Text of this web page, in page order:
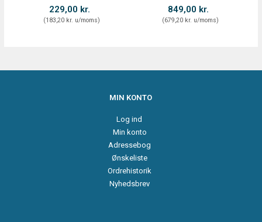
229,00 kr.
(183,20 kr. u/moms)
849,00 kr.
(679,20 kr. u/moms)
MIN KONTO
Log ind
Min konto
Adressebog
Ønskeliste
Ordrehistorik
Nyhedsbrev